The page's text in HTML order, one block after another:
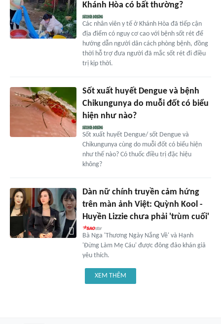
Khánh Hòa có bất thường?
Các nhân viên y tế ở Khánh Hòa đã tiếp cận
địa điểm có nguy cơ cao với bệnh sốt rét để
hướng dẫn người dân cách phòng bệnh, đồng
thời hỗ trợ đưa người đã mắc sốt rét đi điều
trị kịp thời.
Sốt xuất huyết Dengue và bệnh
Chikungunya do muỗi đốt có biểu
hiện như nào?
Sốt xuất huyết Dengue/ sốt Dengue và
Chikungunya cùng do muỗi đốt có biểu hiện
như thế nào? Có thuốc điều trị đặc hiệu
không?
Dàn nữ chính truyền cảm hứng
trên màn ảnh Việt: Quỳnh Kool -
Huyền Lizzie chưa phải 'trùm cuối'
Bà Nga 'Thương Ngày Nắng Về' và Hạnh
'Đừng Làm Mẹ Cáu' được đông đảo khán giả
yêu thích.
XEM THÊM